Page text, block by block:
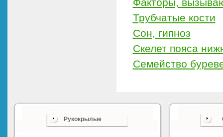
Трубчатые кости
Сон, гипноз
Скелет пояса
Семейство
Рукокрылые